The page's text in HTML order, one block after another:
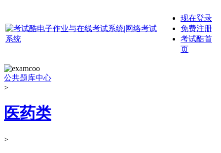
现在登录
免费注册
考试酷首
页
公共题库中心
>
医药类
>